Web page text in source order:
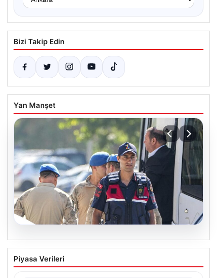
Bizi Takip Edin
Yan Manşet
07.08.2026
Menderes Belediye Başkanı İlkay Çiçek
ve 9 Kişi Tutuklandı
Piyasa Verileri